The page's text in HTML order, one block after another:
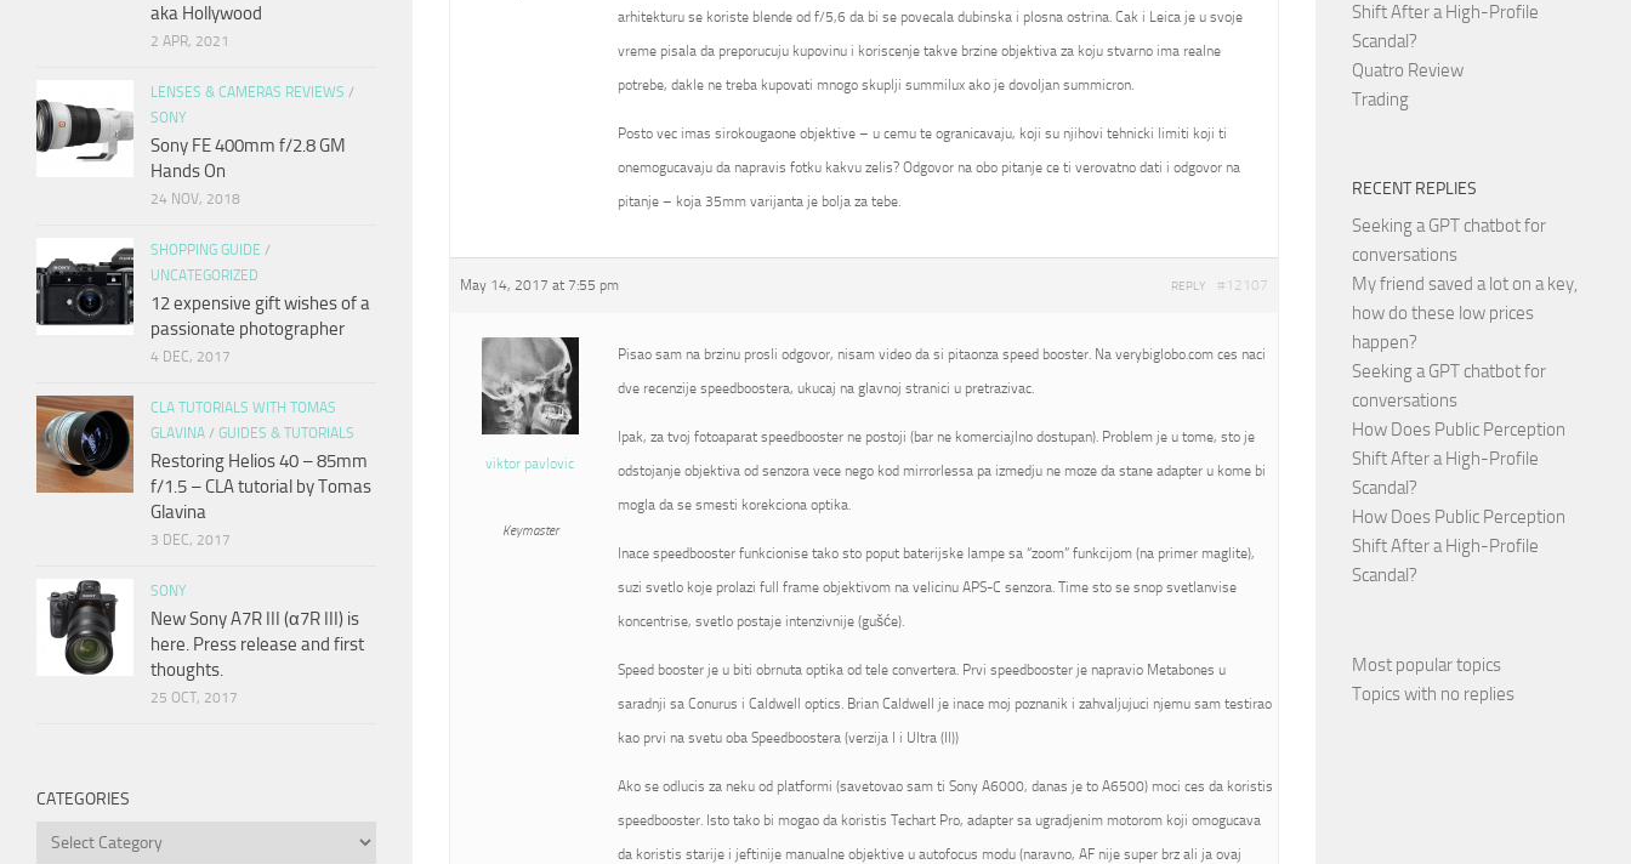
arhitekturu se koriste blende od f/5,6 da bi se povecala dubinska i plosna ostrina. Cak i Leica je u svoje
vreme pisala da preporucuju kupovinu i koriscenje takve brzine objektiva za koju stvarno ima realne
potrebe, dakle ne treba kupovati mnogo skuplji summilux ako je dovoljan summicron.
Posto vec imas sirokougaone objektive – u cemu te ogranicavaju, koji su njihovi tehnicki limiti koji ti
onemogucavaju da napravis fotku kakvu zelis? Odgovor na obo pitanje ce ti verovatno dati i odgovor na
pitanje – koja 35mm varijanta je bolja za tebe.
May 14, 2017 at 7:55 pm #12107
REPLY
viktor pavlovic
Keymaster
Pisao sam na brzinu prosli odgovor, nisam video da si pitaonza speed booster. Na verybiglobo.com ces naci
dve recenzije speedboostera, ukucaj na glavnoj stranici u pretrazivac.
Ipak, za tvoj fotoaparat speedbooster ne postoji (bar ne komerciajlno dostupan). Problem je u tome, sto je
odstojanje objektiva od senzora vece nego kod mirrorlessa pa izmedju ne moze da stane adapter u kome bi
mogla da se smesti korekciona optika.
Inace speedbooster funkcionise tako sto poput baterijske lampe sa “zoom” funkcijom (na primer maglite),
suzi svetlo koje prolazi full frame objektivom na velicinu APS-C senzora. Time sto se snop svetlanvise
koncentrise, svetlo postaje intenzivnije (gušće).
Speed booster je u biti obrnuta optika od tele convertera. Prvi speedbooster je napravio Metabones u
saradnji sa Conurus i Caldwell optics. Brian Caldwell je inace moj poznanik i zahvaljujuci njemu sam testirao
kao prvi na svetu oba Speedboostera (verzija I i Ultra (II))
Ako se odlucis za neku od platformi (savetovao sam ti Sony A6000, danas je to A6500) moci ces da koristis
speedbooster. Isto tako bi mogao da koristis Techart Pro, adapter sa ugradjenim motorom koji omogucava
da koristis starije i jeftinije manualne objektive u autofocus modu (naravno, AF nije super brz ali ja ovaj
aka Hollywood
2 APR, 2021
LENSES & CAMERAS REVIEWS /
SONY
Sony FE 400mm f/2.8 GM
Hands On
24 NOV, 2018
SHOPPING GUIDE /
UNCATEGORIZED
12 expensive gift wishes of a
passionate photographer
4 DEC, 2017
CLA TUTORIALS WITH TOMAS
GLAVINA / GUIDES & TUTORIALS
Restoring Helios 40 – 85mm
f/1.5 – CLA tutorial by Tomas
Glavina
3 DEC, 2017
SONY
New Sony A7R III (α7R III) is
here. Press release and first
thoughts.
25 OCT, 2017
CATEGORIES
Categories
Shift After a High-Profile
Scandal?
Quatro Review
Trading
RECENT REPLIES
Seeking a GPT chatbot for
conversations
My friend saved a lot on a key,
how do these low prices
happen?
Seeking a GPT chatbot for
conversations
How Does Public Perception
Shift After a High-Profile
Scandal?
How Does Public Perception
Shift After a High-Profile
Scandal?
Most popular topics
Topics with no replies